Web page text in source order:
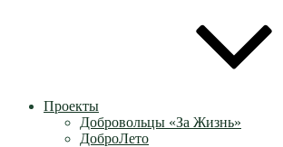
Проекты
Добровольцы «За Жизнь»
ДоброЛето